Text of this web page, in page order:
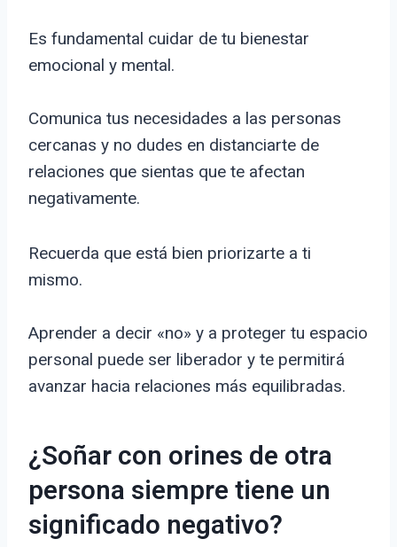
Es fundamental cuidar de tu bienestar
emocional y mental.
Comunica tus necesidades a las personas
cercanas y no dudes en distanciarte de
relaciones que sientas que te afectan
negativamente.
Recuerda que está bien priorizarte a ti
mismo.
Aprender a decir «no» y a proteger tu espacio
personal puede ser liberador y te permitirá
avanzar hacia relaciones más equilibradas.
¿Soñar con orines de otra
persona siempre tiene un
significado negativo?